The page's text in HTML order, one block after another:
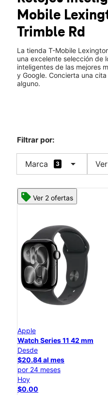
Mié.:10:00 a.m. a 8:00
Jue.: 10:00 a.m. a 8:00
1406a Lexington Avenue
Mobile
Trimble Rd
La tienda T-Mobile
una excelente selección de
inteligentes de las mejores
y Google. Concierta una
alguno.
Filtrar por:
Marca 3 arrow_drop_down
Ver 2 ofertas
Apple
Watch Series 11 42 mm
Desde
$20.84 al mes
por 24 meses
Hoy
$0.00